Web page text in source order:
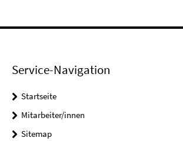
Service-Navigation
Startseite
Mitarbeiter/innen
Sitemap